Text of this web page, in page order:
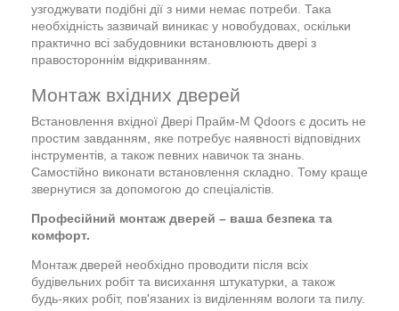
узгоджувати подібні дії з ними немає потреби. Така
необхідність зазвичай виникає у новобудовах, оскільки
практично всі забудовники встановлюють двері з
правостороннім відкриванням.
Монтаж вхідних дверей
Встановлення вхідної Двері Прайм-М Qdoors є досить не
простим завданням, яке потребує наявності відповідних
інструментів, а також певних навичок та знань.
Самостійно виконати встановлення складно. Тому краще
звернутися за допомогою до спеціалістів.
Професійний монтаж дверей – ваша безпека та
комфорт.
Монтаж дверей необхідно проводити після всіх
будівельних робіт та висихання штукатурки, а також
будь-яких робіт, пов'язаних із виділенням вологи та пилу.